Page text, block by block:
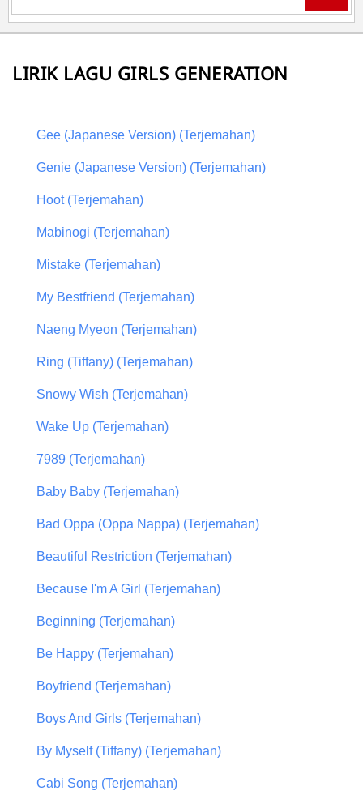
LIRIK LAGU GIRLS GENERATION
Gee (Japanese Version) (Terjemahan)
Genie (Japanese Version) (Terjemahan)
Hoot (Terjemahan)
Mabinogi (Terjemahan)
Mistake (Terjemahan)
My Bestfriend (Terjemahan)
Naeng Myeon (Terjemahan)
Ring (Tiffany) (Terjemahan)
Snowy Wish (Terjemahan)
Wake Up (Terjemahan)
7989 (Terjemahan)
Baby Baby (Terjemahan)
Bad Oppa (Oppa Nappa) (Terjemahan)
Beautiful Restriction (Terjemahan)
Because I'm A Girl (Terjemahan)
Beginning (Terjemahan)
Be Happy (Terjemahan)
Boyfriend (Terjemahan)
Boys And Girls (Terjemahan)
By Myself (Tiffany) (Terjemahan)
Cabi Song (Terjemahan)